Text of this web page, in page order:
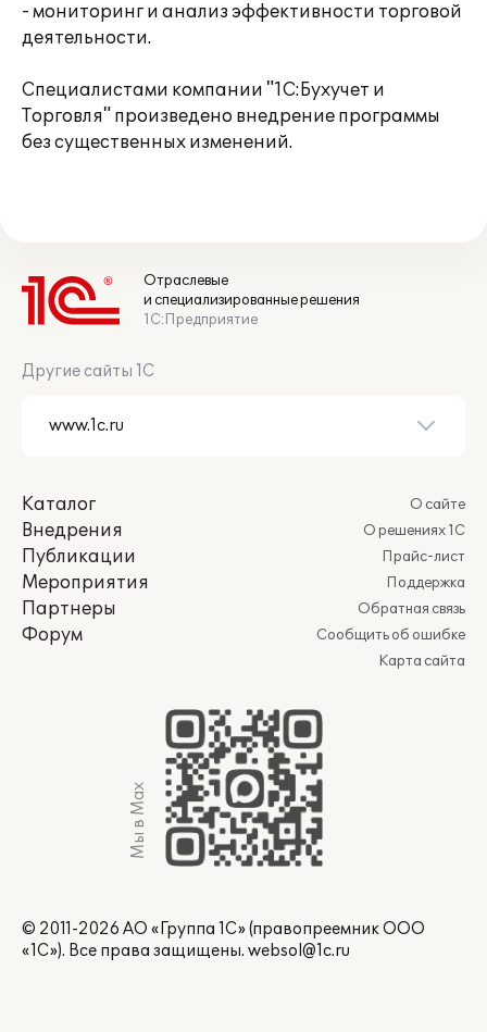
- мониторинг и анализ эффективности торговой
деятельности.
Специалистами компании "1С:Бухучет и
Торговля" произведено внедрение программы
без существенных изменений.
Отраслевые
и специализированные решения
1С:Предприятие
Другие сайты 1С
Каталог
Внедрения
Публикации
Мероприятия
Партнеры
Форум
О сайте
О решениях 1С
Прайс-лист
Поддержка
Обратная связь
Сообщить об ошибке
Карта сайта
Мы в Max
© 2011-2026 АО «Группа 1С» (правопреемник ООО
«1С»). Все права защищены. websol@1c.ru